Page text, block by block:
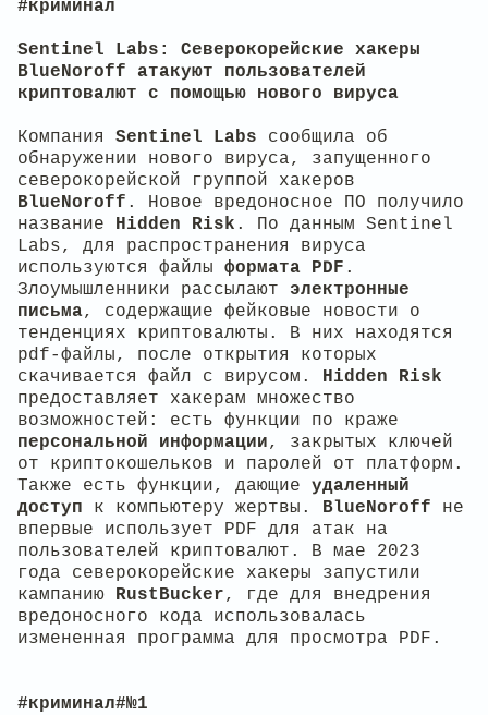
#криминал
Sentinel Labs: Северокорейские хакеры
BlueNoroff атакуют пользователей
криптовалют с помощью нового вируса
Компания Sentinel Labs сообщила об
обнаружении нового вируса, запущенного
северокорейской группой хакеров
BlueNoroff . Новое вредоносное ПО получило
название Hidden Risk . По данным Sentinel
Labs, для распространения вируса
используются файлы формата PDF .
Злоумышленники рассылают электронные
письма, содержащие фейковые новости о
тенденциях криптовалюты. В них находятся
pdf-файлы, после открытия которых
скачивается файл с вирусом. Hidden Risk
предоставляет хакерам множество
возможностей: есть функции по краже
персональной информации, закрытых ключей
от криптокошельков и паролей от платформ.
Также есть функции, дающие удаленный
доступ к компьютеру жертвы. BlueNoroff не
впервые использует PDF для атак на
пользователей криптовалют. В мае 2023
года северокорейские хакеры запустили
кампанию RustBucker, где для внедрения
вредоносного кода использовалась
измененная программа для просмотра PDF.
#криминал#№1